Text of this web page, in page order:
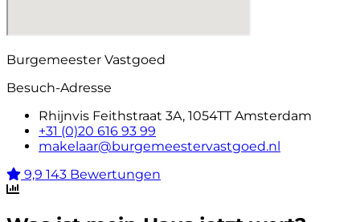
Burgemeester Vastgoed
Besuch-Adresse
Rhijnvis Feithstraat 3A, 1054TT Amsterdam
+31 (0)20 616 93 99
makelaar@burgemeestervastgoed.nl
9,9 143 Bewertungen